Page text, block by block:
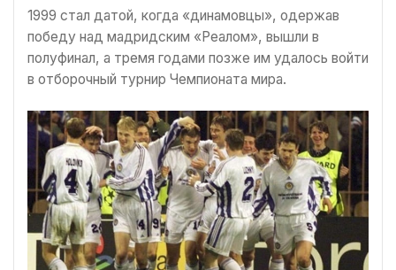
1999 стал датой, когда «динамовцы», одержав
победу над мадридским «Реалом», вышли в
полуфинал, а тремя годами позже им удалось войти
в отборочный турнир Чемпионата мира.